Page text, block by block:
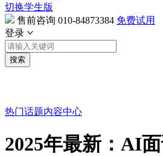
切换学生版
售前咨询 010-84873384 免费试用
登录
搜索
热门话题内容中心
2025年最新：AI